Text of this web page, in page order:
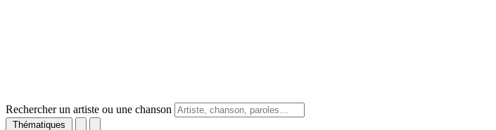
Rechercher un artiste ou une chanson
Thématiques